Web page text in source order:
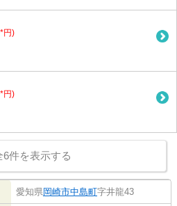
円)
円)
6件を表示する
愛知県岡崎市中島町字井龍43